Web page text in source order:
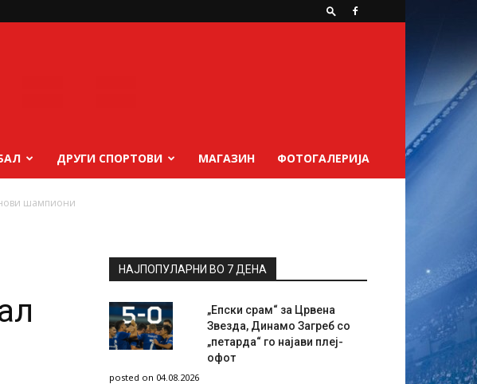
ДРУГИ СПОРТОВИ МАГАЗИН ФОТОГАЛЕРИЈА
шампиони
НАЈПОПУЛАРНИ ВО 7 ДЕНА
„Епски срам“ за Црвена
Звезда, Динамо Загреб со
„петарда“ го најави плеј-
офот
posted on 04.08.2026